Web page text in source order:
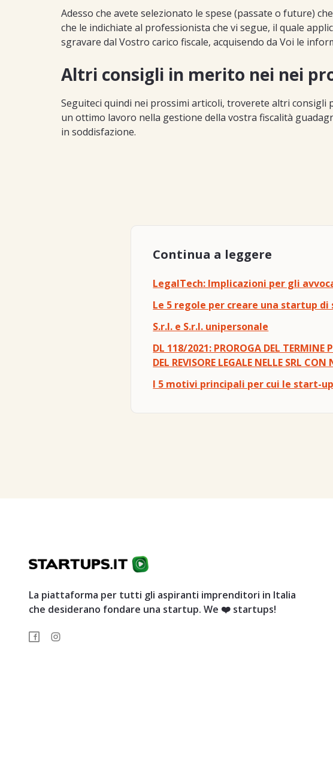
Adesso che avete selezionato le spese (passate o future)
che le indichiate al professionista che vi segue, il quale
sgravare dal Vostro carico fiscale, acquisendo da Voi le
Altri consigli in merito nei nei
Seguiteci quindi nei prossimi articoli, troverete altri consigli
un ottimo lavoro nella gestione della vostra fiscalità
in soddisfazione.
Continua a leggere
LegalTech: Implicazioni per gli
Le 5 regole per creare una startup di
S.r.l. e S.r.l. unipersonale
DL 118/2021: PROROGA DEL TERMINE
DEL REVISORE LEGALE NELLE SRL
I 5 motivi principali per cui le start-
La piattaforma per tutti gli aspiranti imprenditori in Italia
che desiderano fondare una startup. We ❤️ startups!